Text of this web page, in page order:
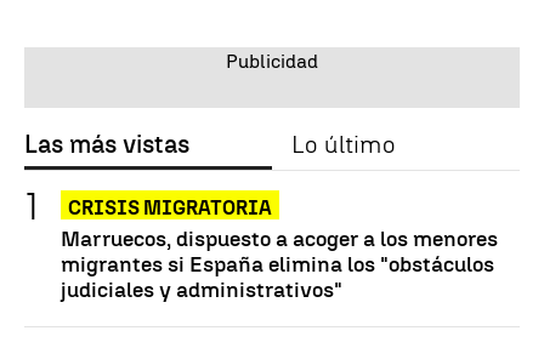
Las más vistas Lo último
CRISIS MIGRATORIA
Marruecos, dispuesto a acoger a los menores
migrantes si España elimina los "obstáculos
judiciales y administrativos"